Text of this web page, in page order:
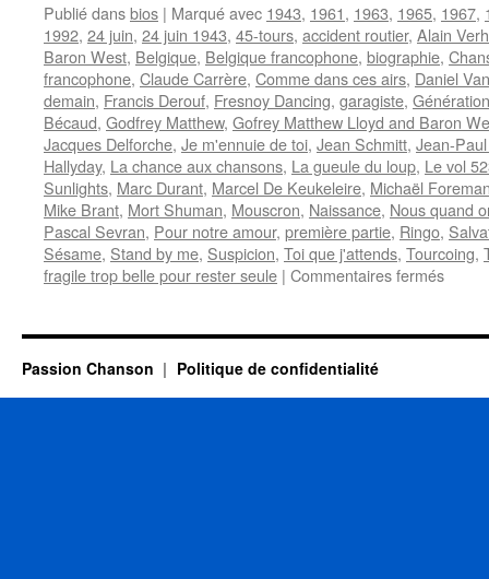
Publié dansbios | Marqué avec 1943, 1961, 1963, 1965, 1967,
1992, 24 juin, 24 juin 1943, 45-tours, accident routier, Alain
Baron West, Belgique, Belgique francophone, biographie,
francophone, Claude Carrère, Comme dans ces airs, Daniel
demain, Francis Derouf, Fresnoy Dancing, garagiste,
Bécaud, Godfrey Matthew, Gofrey Matthew Lloyd and Baron
Jacques Delforche, Je m'ennuie de toi, Jean Schmitt, Jean-
Hallyday, La chance aux chansons, La gueule du loup, Le vol
Sunlights, Marc Durant, Marcel De Keukeleire, Michaël
Mike Brant, Mort Shuman, Mouscron, Naissance, Nous quand
Pascal Sevran, Pour notre amour, première partie, Ringo,
Sésame, Stand by me, Suspicion, Toi que j'attends, Tourcoing,
fragile trop belle pour rester seule | Commentaires ferméssur
Passion Chanson Politique de confidentialité